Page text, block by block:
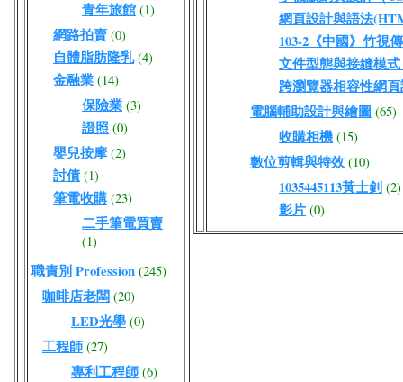
青年旅館 (1)
網路拍賣 (0)
自體脂肪隆乳 (4)
金融業 (14)
保險業 (3)
證照 (0)
嬰兒按摩 (2)
討債 (1)
筆電收購 (23)
二手筆電買賣
(1)
職責別 Profession (245)
咖啡店老闆 (20)
LED光學 (0)
工程師 (27)
專利工程師 (6)
網頁設計與語法
103-2《中國》竹視
文件型態與接縫模
跨瀏覽器相容性網
電腦輔助設計與繪圖 (65)
收購相機 (15)
數位剪輯與特效 (10)
1035445113黃士釗 (2)
影片 (0)